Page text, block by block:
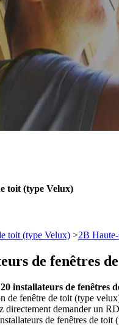
toit (type Velux)
toit (type Velux) >2B
de fenêtres
20 installateurs de fenêtres
de fenêtre de toit (type
directement demander un
de fenêtres de